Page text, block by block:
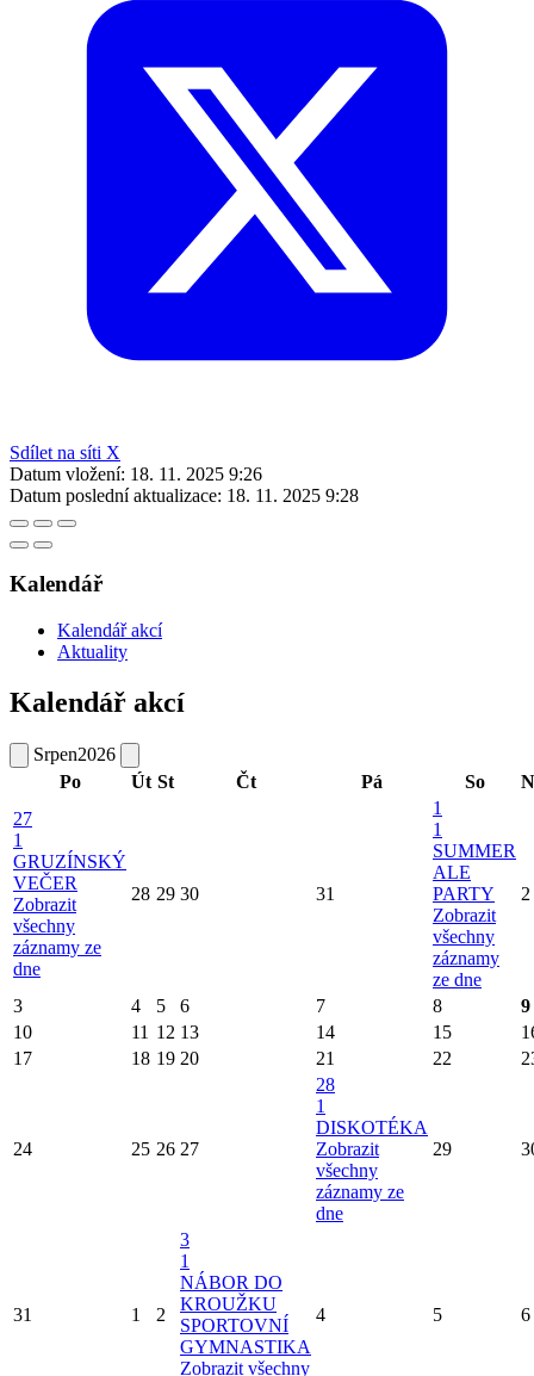
Sdílet na síti X
Datum vložení: 18. 11. 2025 9:26
Datum poslední aktualizace: 18. 11. 2025 9:28
Kalendář
Kalendář akcí
Aktuality
Kalendář akcí
Srpen2026
Po
Út St Čt Pá So
27
1
GRUZÍNSKÝ
VEČER
Zobrazit
všechny
záznamy ze
dne
28 29 30 31
1
1
SUMMER
ALE
PARTY
Zobrazit
všechny
záznamy
ze dne
2
3 4 5 6 7 8
9
10
11 12 13 14 15
17
18 19 20 21 22
24 25 26 27
28
1
DISKOTÉKA
Zobrazit
všechny
záznamy ze
dne
29
31 1 2
3
1
NÁBOR DO
KROUŽKU
SPORTOVNÍ
GYMNASTIKA
Zobrazit všechny
4 5 6